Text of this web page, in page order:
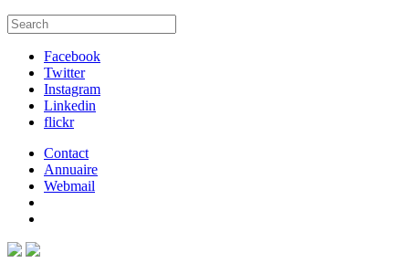
Facebook
Twitter
Instagram
Linkedin
flickr
Contact
Annuaire
Webmail